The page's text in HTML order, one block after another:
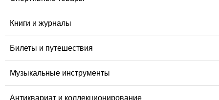
Книги и журналы
Билеты и путешествия
Музыкальные инструменты
Антиквариат и коллекционирование